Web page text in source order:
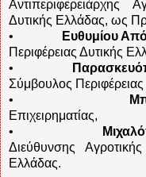
Αντιπεριφερειάρχης
Δυτικής Ελλάδας, ως
•
Ευθυμίου
Περιφέρειας Δυτικής
•
Σύμβουλος
•
Επιχειρηματίας,
•
Διεύθυνσης
Ελλάδας.